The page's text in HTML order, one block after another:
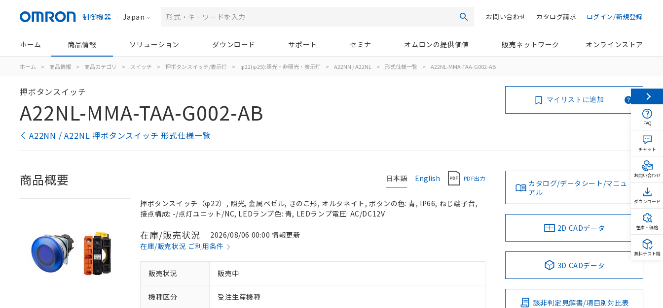
制御機器 Japan 検索 ログイン/新規登録
カタログ請求
お問い合わせ
ホーム 商品情報 ソリューション ダウンロード サポート セミナ オムロンの提供価値 販売ネットワーク オンラインストア
ホーム > 商品情報 > 商品カテゴリ > スイッチ > 押ボタンスイッチ/表示灯 > φ22(φ25):照光・非照光・表示灯 > A22NN / A22NL > 形式仕様一覧 > A22NL-MMA-TAA-G002-AB
押ボタンスイッチ
A22NL-MMA-TAA-G002-AB
A22NN / A22NL 押ボタンスイッチ 形式仕様一覧
マイリストに追加
日本語 English PDF出力
商品概要
押ボタンスイッチ（φ22）, 照光, 金属ベゼル, きのこ形, オルタネイト, ボタンの色: 青, IP66, ねじ端子台,
接点構成: -/点灯ユニット/NC, LEDランプ色: 青, LEDランプ電圧: AC/DC12V
在庫/販売状況
2026/08/06 00:00 情報更新
在庫/販売状況 ご利用条件
販売状況 販売中
機種区分 受注生産機種
カタログ/データシート/マニュ
アル
2D CADデータ
3D CADデータ
該非判定見解書/項目別対比表
FAQ
チャット
お問い合わせ
ダウンロード
在庫・価格
無料テスト機